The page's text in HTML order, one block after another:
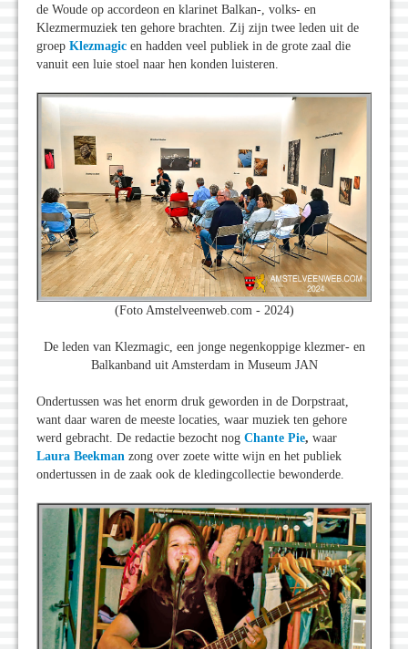
de Woude op accordeon en klarinet Balkan-, volks- en
Klezmermuziek ten gehore brachten. Zij zijn twee leden uit de
groep Klezmagic en hadden veel publiek in de grote zaal die
vanuit een luie stoel naar hen konden luisteren.
(Foto Amstelveenweb.com - 2024)
De leden van Klezmagic, een jonge negenkoppige klezmer- en
Balkanband uit Amsterdam in Museum JAN
Ondertussen was het enorm druk geworden in de Dorpstraat,
want daar waren de meeste locaties, waar muziek ten gehore
werd gebracht. De redactie bezocht nog Chante Pie, waar
Laura Beekman zong over zoete witte wijn en het publiek
ondertussen in de zaak ook de kledingcollectie bewonderde.